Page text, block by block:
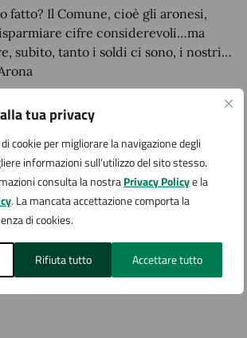
tua privacy
cookie per migliorare la navigazione degli
informazioni sull'utilizzo del sito stesso.
consulta la nostraPrivacy Policye la
. La mancata accettazione comporta la
di cookies.
Rifiuta tutto Accettare tutto
fatto? Il Comune, cioè gli aronesi,
cifre considerevoli…ma
subito, tanto i soldi ci sono, i nostri…
ZEDA